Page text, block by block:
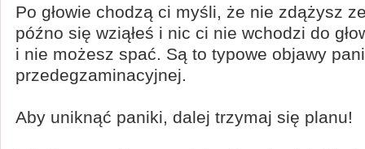
Po głowie chodzą ci myśli, że nie zdążysz
późno się wziąłeś i nic ci nie wchodzi do
i nie możesz spać. Są to typowe objawy
przedegzaminacyjnej.
Aby uniknąć paniki, dalej trzymaj się planu!